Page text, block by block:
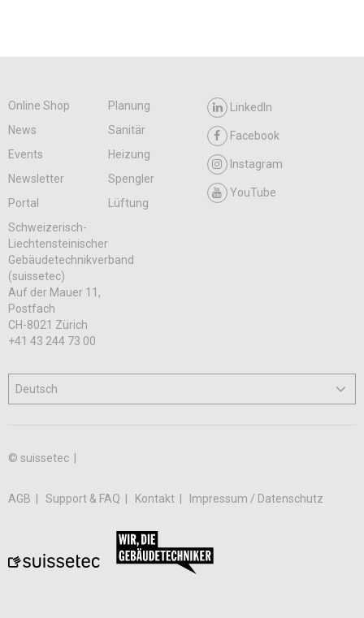
Online Shop
Planung
News
Sanitär
Events
Heizung
Newsletter
Spengler
Portal
Lüftung
LinkedIn
Facebook
Instagram
YouTube
Schweizerisch-
Liechtensteinischer
Gebäudetechnikverband
(suissetec)
Auf der Mauer 11,
Postfach
CH-8021 Zürich
+41 43 244 73 00
© suissetec |
AGB Support & FAQ Kontakt Impressum / Datenschutz